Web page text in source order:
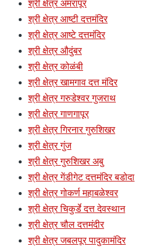
श्री क्षेत्र अमरापूर
श्री क्षेत्र आष्टी दत्तमंदिर
श्री क्षेत्र आष्टे दत्तमंदिर
श्री क्षेत्र औदुंबर
श्री क्षेत्र कोळंबी
श्री क्षेत्र खामगाव दत्त मंदिर
श्री क्षेत्र गरुडेश्वर गुजराथ
श्री क्षेत्र गाणगापूर
श्री क्षेत्र गिरनार गुरुशिखर
श्री क्षेत्र गुंज
श्री क्षेत्र गुरुशिखर अबु
श्री क्षेत्र गेंडीगेट दत्तमंदिर बडोदा
श्री क्षेत्र गोकर्ण महाबळेश्वर
श्री क्षेत्र चिकुर्डे दत्त देवस्थान
श्री क्षेत्र चौल दत्तमंदीर
श्री क्षेत्र जबलपूर पादुकामंदिर